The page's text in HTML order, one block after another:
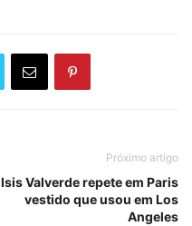
Próximo artigo
Isis Valverde repete em Paris
vestido que usou em Los
Angeles